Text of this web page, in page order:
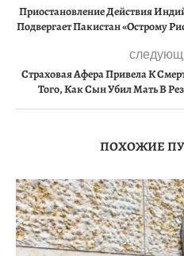
Приостановление Действия
Подвергает Пакистан «Острому
Страховая Афера Привела К
Того, Как Сын Убил Мать В
ПОХОЖИЕ